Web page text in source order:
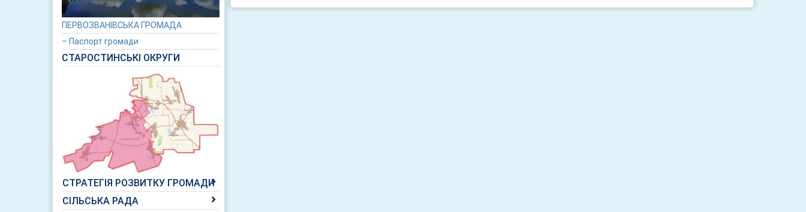
ПЕРВОЗВАНІВСЬКА ГРОМАДА
– Паспорт громади
СТАРОСТИНСЬКІ ОКРУГИ
СТРАТЕГІЯ РОЗВИТКУ ГРОМАДИ
СІЛЬСЬКА РАДА